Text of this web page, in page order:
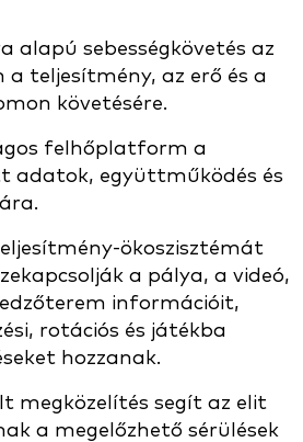
alapú sebességkövetés az
a teljesítmény, az erő és a
követésére.
felhőplatform a
adatok, együttműködés és
ökoszisztémát
a pálya, a videó,
információit,
rotációs és játékba
hozzanak.
megközelítés segít az elit
a megelőzhető sérülések